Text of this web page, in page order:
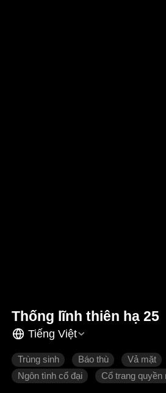
Thống lĩnh thiên hạ 25
Tiếng Việt
Trùng sinh Báo thù Vả mặt
Ngôn tình cổ đại
Cổ trang quyền